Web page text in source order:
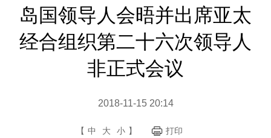
岛国领导人会晤并出席亚太
经合组织第二十六次领导人
非正式会议
2018-11-15 20:14
【 中 大 小 】 打印